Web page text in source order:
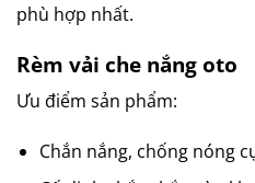
phù hợp nhất.
Rèm vải che nắng oto
Ưu điểm sản phẩm:
Chắn nắng, chống nóng